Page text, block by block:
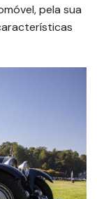
pela sua